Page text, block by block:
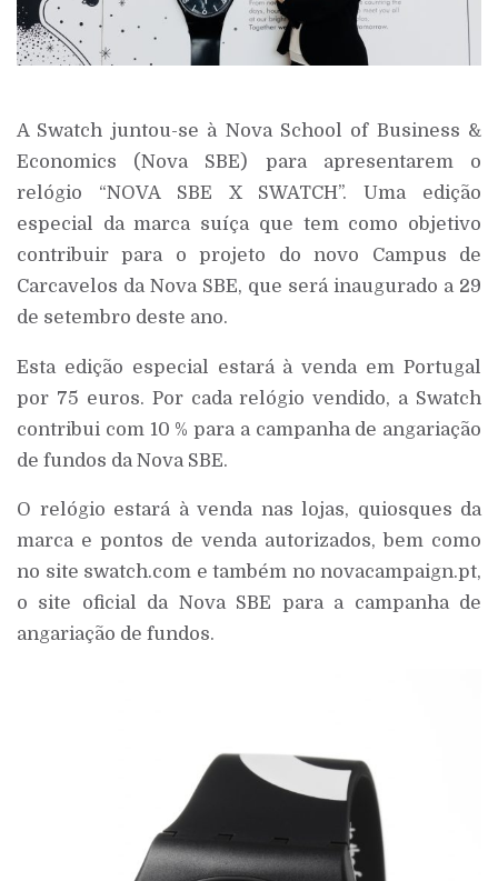
A Swatch juntou-se à Nova School of Business &
Economics (Nova SBE) para apresentarem o
relógio “NOVA SBE X SWATCH”. Uma edição
especial da marca suíça que tem como objetivo
contribuir para o projeto do novo Campus de
Carcavelos da Nova SBE, que será inaugurado a 29
de setembro deste ano.
Esta edição especial estará à venda em Portugal
por 75 euros. Por cada relógio vendido, a Swatch
contribui com 10 % para a campanha de angariação
de fundos da Nova SBE.
O relógio estará à venda nas lojas, quiosques da
marca e pontos de venda autorizados, bem como
no site swatch.com e também no novacampaign.pt,
o site oficial da Nova SBE para a campanha de
angariação de fundos.